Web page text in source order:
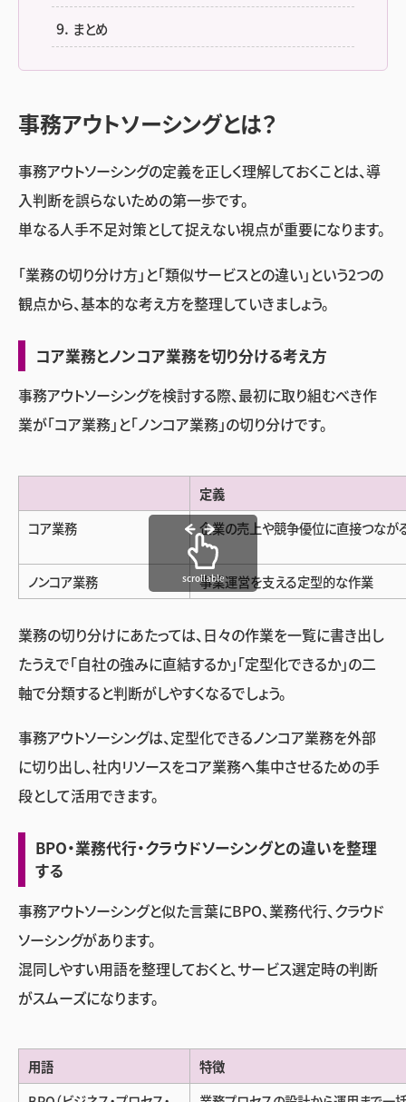
まとめ
事務アウトソーシングとは？
事務アウトソーシングの定義を正しく理解しておくことは、導
入判断を誤らないための第一歩です。
単なる人手不足対策として捉えない視点が重要になります。
「業務の切り分け方」と「類似サービスとの違い」という2つの
観点から、基本的な考え方を整理していきましょう。
コア業務とノンコア業務を切り分ける考え方
事務アウトソーシングを検討する際、最初に取り組むべき作
業が「コア業務」と「ノンコア業務」の切り分けです。
定義
コア業務
企業の売上や競争優位に直接つなが
ノンコア業務 事業運営を支える定型的な作業
scrollable
業務の切り分けにあたっては、日々の作業を一覧に書き出し
たうえで「自社の強みに直結するか」「定型化できるか」の二
軸で分類すると判断がしやすくなるでしょう。
事務アウトソーシングは、定型化できるノンコア業務を外部
に切り出し、社内リソースをコア業務へ集中させるための手
段として活用できます。
BPO・業務代行・クラウドソーシングとの違いを整理
する
事務アウトソーシングと似た言葉にBPO、業務代行、クラウド
ソーシングがあります。
混同しやすい用語を整理しておくと、サービス選定時の判断
がスムーズになります。
用語
特徴